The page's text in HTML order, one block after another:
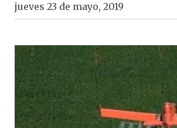
jueves 23 de mayo, 2019